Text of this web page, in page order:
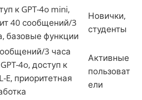
к GPT-4o mini,
40 сообщений/3
базовые функции
Новички,
студенты
3 часа
4o, доступ к
E, приоритетная
Активные
пользоват
ели